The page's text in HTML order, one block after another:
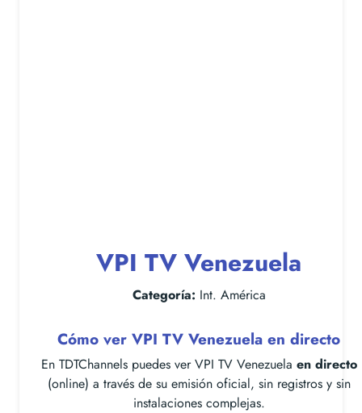
VPI TV Venezuela
Categoría: Int. América
Cómo ver VPI TV Venezuela en directo
En TDTChannels puedes ver VPI TV Venezuela en directo
(online) a través de su emisión oficial, sin registros y sin
instalaciones complejas.